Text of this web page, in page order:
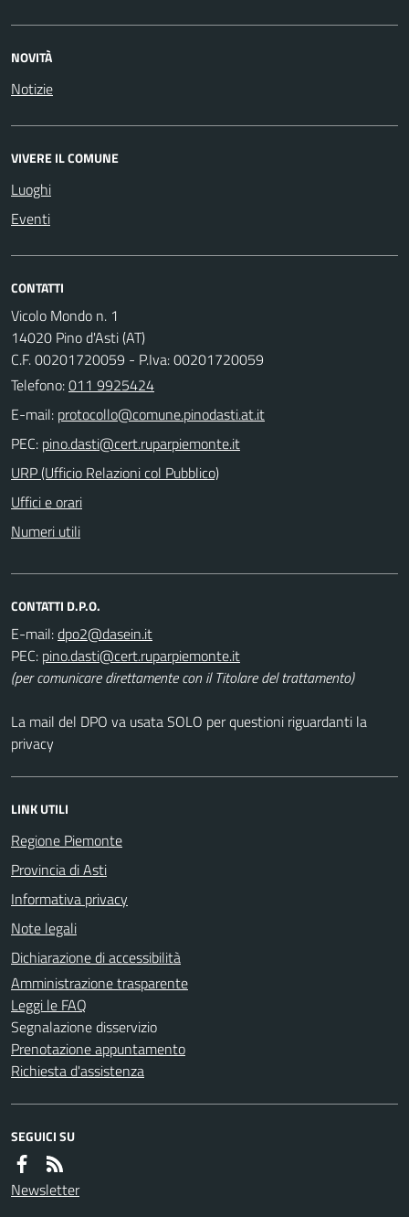
NOVITÀ
Notizie
VIVERE IL COMUNE
Luoghi
Eventi
CONTATTI
Vicolo Mondo n. 1
14020 Pino d'Asti (AT)
C.F. 00201720059 - P.Iva: 00201720059
Telefono:011 9925424
E-mail:
PEC:
URP (Ufficio Relazioni col Pubblico)
Uffici e orari
Numeri utili
CONTATTI D.P.O.
E-mail:
PEC:
(per comunicare direttamente con il Titolare del trattamento)
La mail del DPO va usata SOLO per questioni riguardanti la
privacy
LINK UTILI
Regione Piemonte
Provincia di Asti
Informativa privacy
Note legali
Dichiarazione di accessibilità
Amministrazione trasparente
Leggi le FAQ
Segnalazione disservizio
Prenotazione appuntamento
Richiesta d'assistenza
SEGUICI SU
Newsletter